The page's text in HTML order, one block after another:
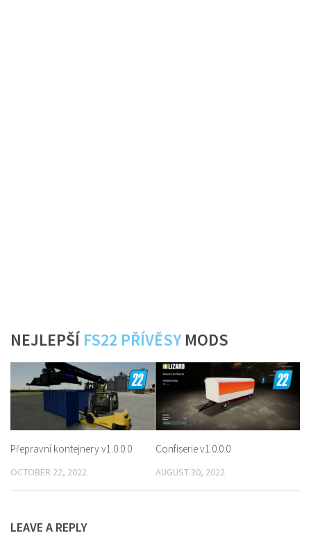
NEJLEPŠÍ FS22 PŘÍVĚSYMODS
Přepravní kontejnery v1.0.0.0
OCTOBER 22, 2022
Confiserie v1.0.0.0
AUGUST 30, 2022
LEAVE A REPLY